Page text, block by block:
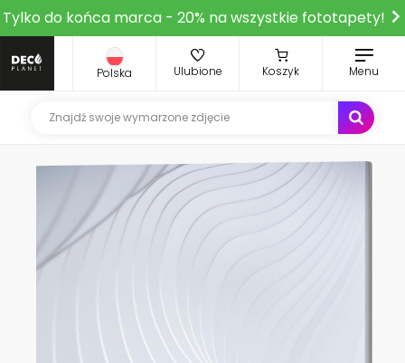
Tylko do końca marca - 20% na wszystkie fototapety!
Polska Ulubione Koszyk Menu